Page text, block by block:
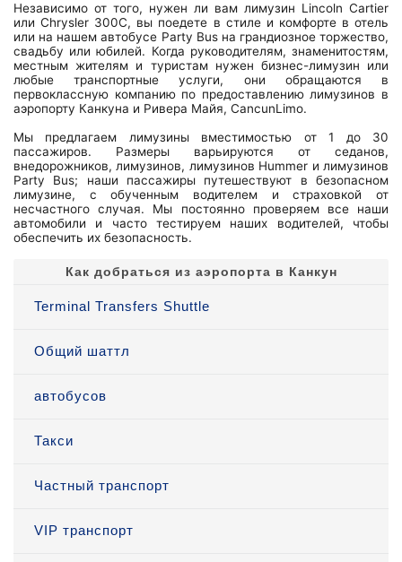
Независимо от того, нужен ли вам лимузин Lincoln Cartier
или Chrysler 300C, вы поедете в стиле и комфорте в отель
или на нашем автобусе Party Bus на грандиозное торжество,
свадьбу или юбилей. Когда руководителям, знаменитостям,
местным жителям и туристам нужен бизнес-лимузин или
любые транспортные услуги, они обращаются в
первоклассную компанию по предоставлению лимузинов в
аэропорту Канкуна и Ривера Майя, CancunLimo.
Мы предлагаем лимузины вместимостью от 1 до 30
пассажиров. Размеры варьируются от седанов,
внедорожников, лимузинов, лимузинов Hummer и лимузинов
Party Bus; наши пассажиры путешествуют в безопасном
лимузине, с обученным водителем и страховкой от
несчастного случая. Мы постоянно проверяем все наши
автомобили и часто тестируем наших водителей, чтобы
обеспечить их безопасность.
Как добраться из аэропорта в Канкун
Terminal Transfers Shuttle
Общий шаттл
автобусов
Такси
Частный транспорт
VIP транспорт